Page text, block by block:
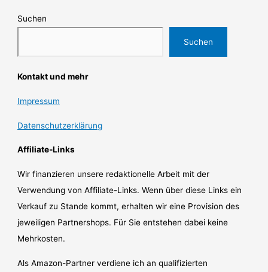
Suchen
Suchen
Kontakt und mehr
Impressum
Datenschutzerklärung
Affiliate-Links
Wir finanzieren unsere redaktionelle Arbeit mit der
Verwendung von Affiliate-Links. Wenn über diese Links ein
Verkauf zu Stande kommt, erhalten wir eine Provision des
jeweiligen Partnershops. Für Sie entstehen dabei keine
Mehrkosten.
Als Amazon-Partner verdiene ich an qualifizierten